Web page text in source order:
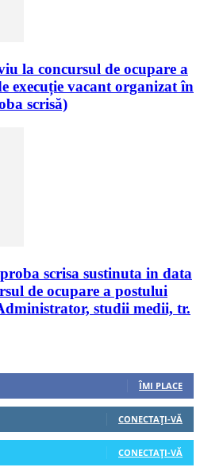
la concursul de ocupare a
execuție vacant organizat în
scrisă)
scrisa sustinuta in data
de ocupare a postului
studii medii, tr.
ÎMI PLACE
CONECTAȚI-VĂ
CONECTAȚI-VĂ